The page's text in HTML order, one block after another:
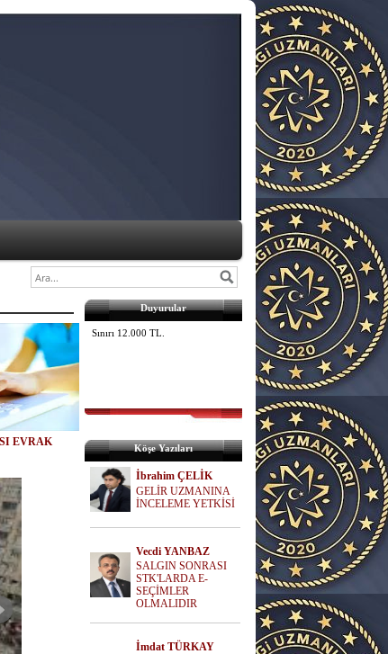
EVRAK
Duyurular
2026 Yılı Fatura Düzenleme
Sınırı 12.000 TL.
Köşe Yazıları
İbrahim ÇELİK
GELİR UZMANINA
İNCELEME YETKİSİ
Vecdi YANBAZ
SALGIN SONRASI
STK'LARDA E-
SEÇİMLER
OLMALIDIR
İmdat TÜRKAY